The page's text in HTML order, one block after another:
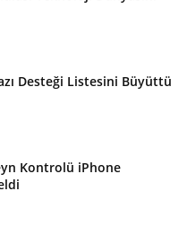
Desteği Listesini Büyüttü
Kontrolü iPhone